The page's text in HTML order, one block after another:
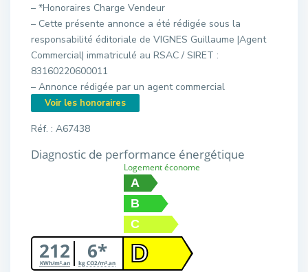
– *Honoraires Charge Vendeur
– Cette présente annonce a été rédigée sous la
responsabilité éditoriale de VIGNES Guillaume |Agent
Commercial| immatriculé au RSAC / SIRET :
83160220600011
– Annonce rédigée par un agent commercial
Voir les honoraires
Réf. : A67438
Diagnostic de performance énergétique
212
KWh/m².an 6*
kg CO2/m².an
Logement économe
A
B
C
D